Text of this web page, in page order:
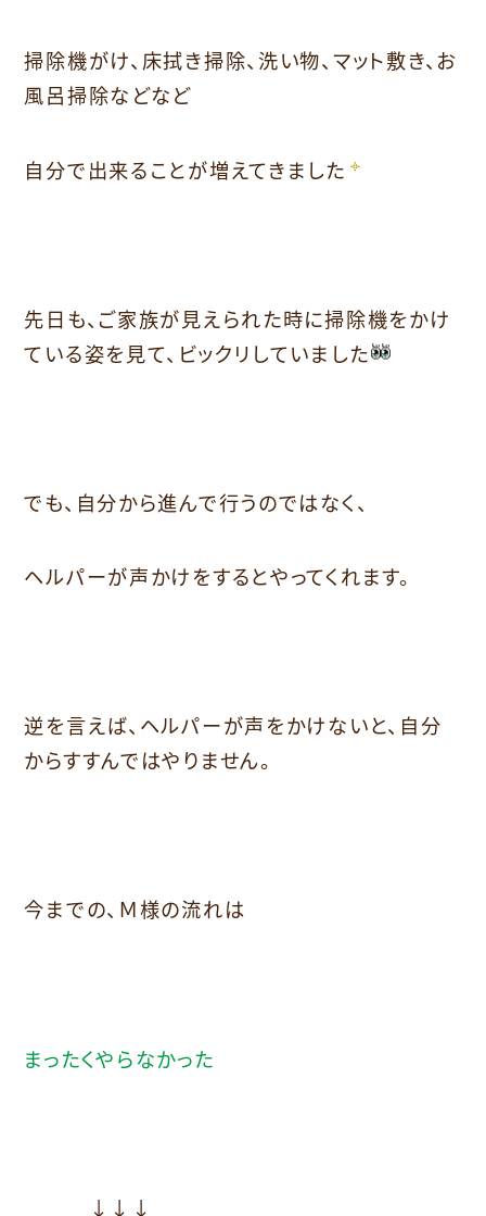
掃除機がけ、床拭き掃除、洗い物、マット敷き、お
風呂掃除などなど
自分で出来ることが増えてきました
先日も、ご家族が見えられた時に掃除機をかけ
ている姿を見て、ビックリしていました
でも、自分から進んで行うのではなく、
ヘルパーが声かけをするとやってくれます。
逆を言えば、ヘルパーが声をかけないと、自分
からすすんではやりません。
今までの、Ｍ様の流れは
まったくやらなかった
↓↓↓